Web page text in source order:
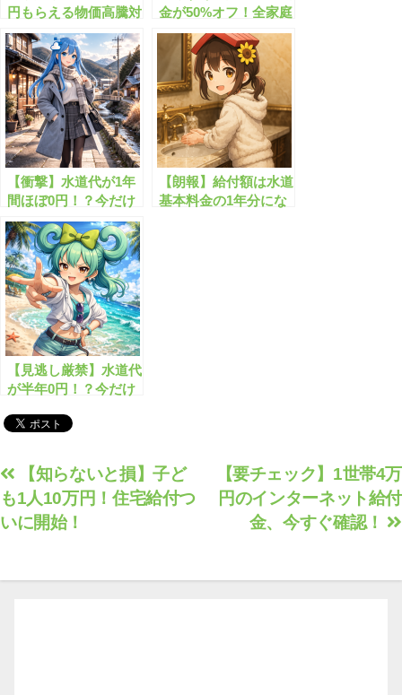
円もらえる物価高騰対
策支援給付金とは？
金が50%オフ！全家庭
が対象の減免制度がス
タート！
【衝撃】水道代が1年
間ほぼ0円！？今だけ
の神制度がヤバすぎる
【朗報】給付額は水道
基本料金の1年分にな
【見逃し厳禁】水道代
が半年0円！？今だけ
投
稿
ナ
ゲ
【要チェック】1世帯4万
円のインターネット給付
金、今すぐ確認！
【知らないと損】子ど
も1人10万円！住宅給付つ
いに開始！